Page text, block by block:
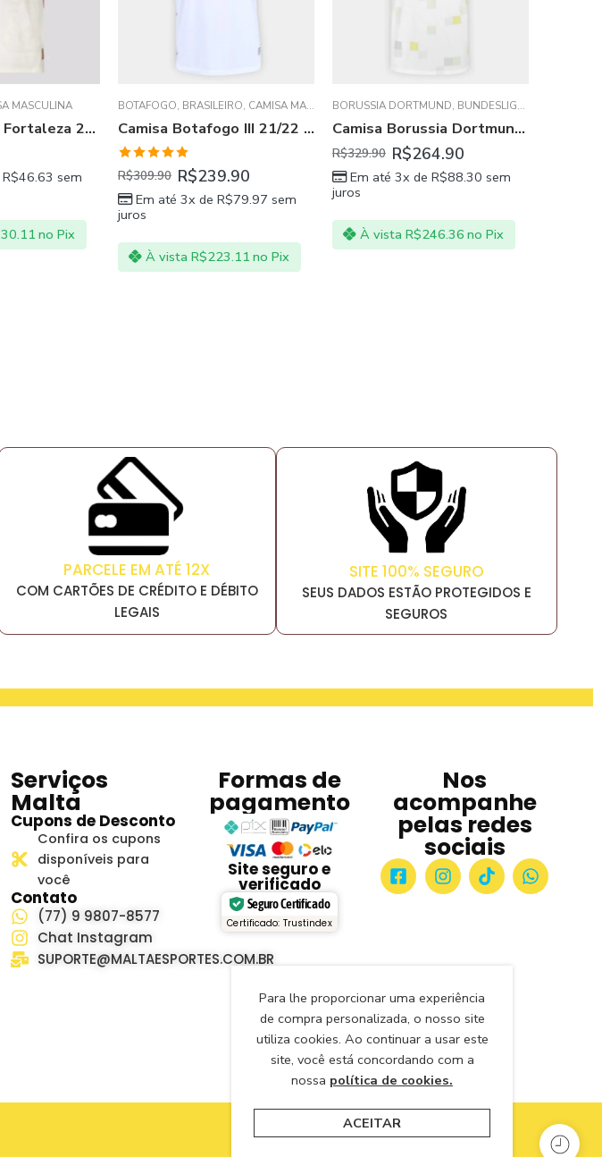
HAIFA ,MACCABI TEL AVIV,PRESTON NORTH, STADE RENNAIS UDINESE CALCIO,WATFORD
,CAMISA MASCULINA
Camisa Botafogo III 21/22 Branca
BORUSSIA DORTMUND,BUNDESLIGA , CAMISA MASCULINA,CHAMPIONS LEAGUE
Camisa Borussia Dortmund Third 20/21
R$329.90 R$
Em até 3x deR$88.30
juros
BRASILEIRO,CAMISA MASCULINA
Camisa Fortaleza Goleiro 2021 – Verde
R$129.90
Em até 3x de R$43.30 sem
juros
À vista R$120.81 no Pix
PARCELE EM ATÉ 12X
COM CARTÕES DE CRÉDITO E DÉBITO
LEGAIS
SITE 100% SEGURO
SEUS DADOS ESTÃO PROTEGIDOS E
SEGUROS
Serviços
Malta
Cupons de Desconto
Confira os cupons
disponíveis para
você
Contato
(77) 9 9807-8577
Chat Instagram
SUPORTE@MALTAESPORTES.COM.BR
Formas de
pagamento
Site seguro e
verificado
Seguro Certificado
Certificado: Trustindex
Nos
acompanhe
pelas redes
sociais
Para lhe proporcionar uma experiência
de compra personalizada, o nosso site
utiliza cookies. Ao continuar a usar este
site, você está concordando com a
nossa política de cookies.
ACEITAR